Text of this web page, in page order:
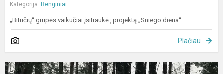
Kategorija: Renginiai
„Bitučių“ grupės vaikučiai įsitraukė į projektą „Sniego diena“...
Plačiau